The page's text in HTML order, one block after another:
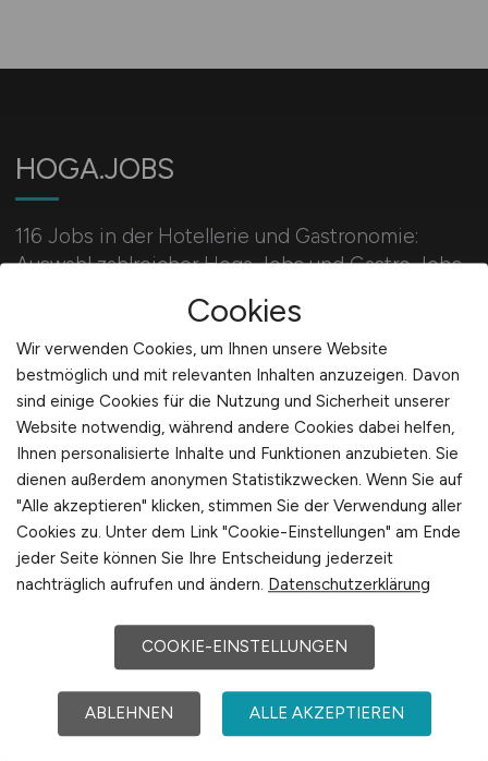
HOGA.JOBS
116 Jobs in der Hotellerie und Gastronomie:
Auswahl zahlreicher Hoga Jobs und Gastro Jobs
für Servicekräfte, Köche, Restaurantfachleute,
Hotelkaufleute und Hotelmanager.
Für Arbeitnehmer
Für Arbeitgeber
Stellenanzeigen schalten
Mediadaten & Konditionen
Arbeitgeber Seite
Arbeitgeber Kontakt
Karrierenetzwerk
Cookies
Wir verwenden Cookies, um Ihnen unsere Website
bestmöglich und mit relevanten Inhalten anzuzeigen. Davon
sind einige Cookies für die Nutzung und Sicherheit unserer
Website notwendig, während andere Cookies dabei helfen,
Ihnen personalisierte Inhalte und Funktionen anzubieten. Sie
dienen außerdem anonymen Statistikzwecken. Wenn Sie auf
"Alle akzeptieren" klicken, stimmen Sie der Verwendung aller
Cookies zu. Unter dem Link "Cookie-Einstellungen" am Ende
jeder Seite können Sie Ihre Entscheidung jederzeit
nachträglich aufrufen und ändern. Datenschutzerklärung
COOKIE-EINSTELLUNGEN
ABLEHNEN ALLE AKZEPTIEREN